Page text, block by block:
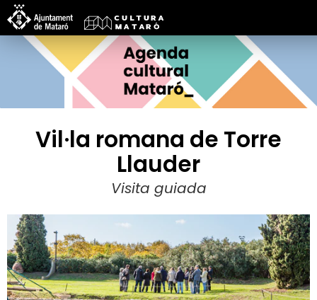
Vil·la romana de Torre
Llauder
Visita guiada